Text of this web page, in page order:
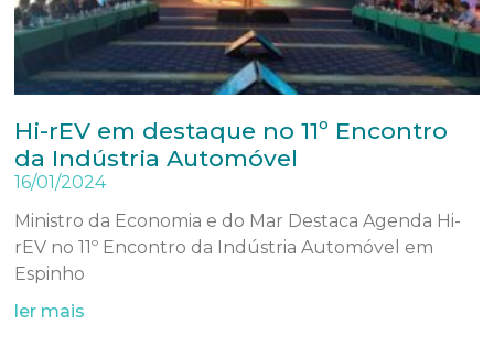
Hi-rEV em destaque no 11º Encontro
da Indústria Automóvel
16/01/2024
Ministro da Economia e do Mar Destaca Agenda Hi-
rEV no 11º Encontro da Indústria Automóvel em
Espinho
ler mais